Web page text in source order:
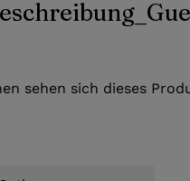
sehen sich dieses